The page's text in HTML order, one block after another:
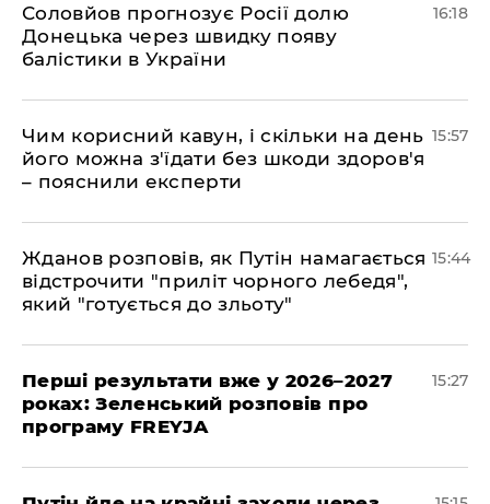
Соловйов прогнозує Росії долю
Донецька через швидку появу
балістики в України
16:18
Чим корисний кавун, і скільки на день
його можна з'їдати без шкоди здоров'я
– пояснили експерти
15:57
Жданов розповів, як Путін намагається
відстрочити "приліт чорного лебедя",
який "готується до зльоту"
15:44
Перші результати вже у 2026–2027
роках: Зеленський розповів про
програму FREYJA
15:27